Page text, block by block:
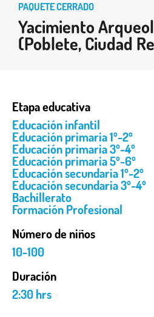
PAQUETE CERRADO
Yacimiento
(Poblete, Ciudad
Etapa educativa
Educación infantil
Educación primaria 1º-2º
Educación primaria 3º-4º
Educación primaria 5º-6º
Educación secundaria 1º-2º
Educación secundaria 3º-4º
Bachillerato
Formación Profesional
Número de niños
10-100
Duración
2:30 hrs